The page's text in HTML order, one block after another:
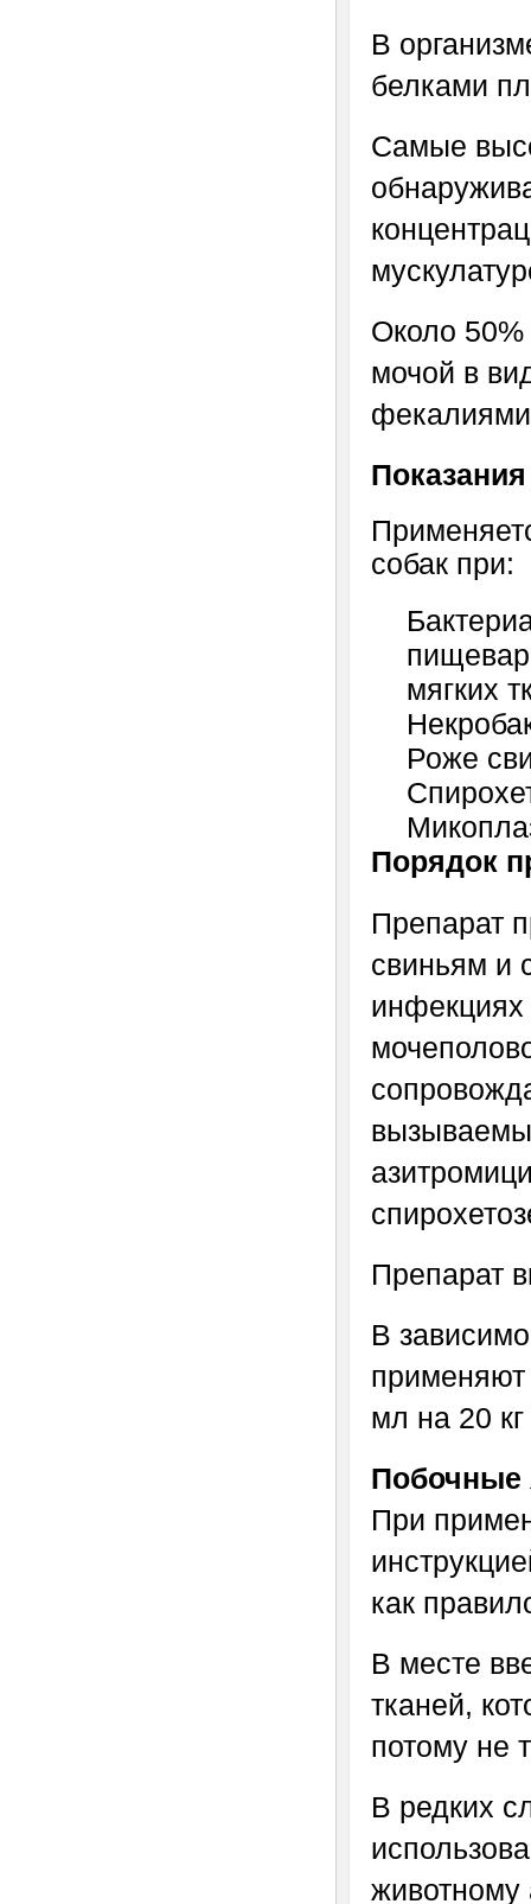
В
белками
Самые
Около
мочой в
собак при:
мягких
Роже
Порядок
Препарат
свиньям и
инфекциях
Препарат
В
применяют
мл на 20
Побочные
При
как
В месте
тканей,
потому не
В редких
животному